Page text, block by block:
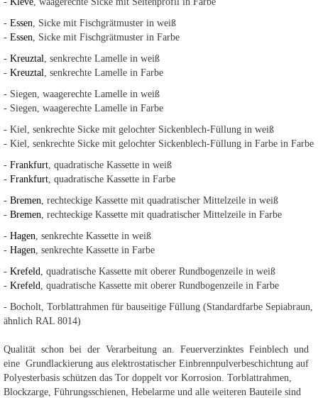
- Essen, Sicke mit Fischgrätmuster in weiß
- Essen, Sicke mit Fischgrätmuster in Farbe
- Kreuztal, senkrechte Lamelle in weiß
- Kreuztal, senkrechte Lamelle in Farbe
- Siegen, waagerechte Lamelle in weiß
- Siegen, waagerechte Lamelle in Farbe
- Kiel, senkrechte Sicke mit gelochter Sickenblech-Füllung in weiß
- Kiel, senkrechte Sicke mit gelochter Sickenblech-Füllung in Farbe in Farbe
- Frankfurt, quadratische Kassette in weiß
- Frankfurt, quadratische Kassette in Farbe
- Bremen, rechteckige Kassette mit quadratischer Mittelzeile in weiß
- Bremen, rechteckige Kassette mit quadratischer Mittelzeile in Farbe
- Hagen, senkrechte Kassette in weiß
- Hagen, senkrechte Kassette in Farbe
- Krefeld, quadratische Kassette mit oberer Rundbogenzeile in weiß
- Krefeld, quadratische Kassette mit oberer Rundbogenzeile in Farbe
- Bocholt, Torblattrahmen für bauseitige Füllung (Standardfarbe Sepiabraun,
ähnlich RAL 8014)
Qualität schon bei der Verarbeitung an. Feuerverzinktes Feinblech und
eine Grundlackierung aus elektrostatischer Einbrennpulverbeschichtung auf
Polyesterbasis schützen das Tor doppelt vor Korrosion. Torblattrahmen,
Blockzarge, Führungsschienen, Hebelarme und alle weiteren Bauteile sind